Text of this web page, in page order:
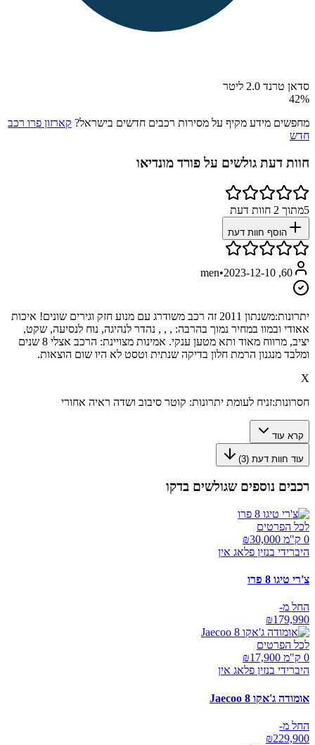
סדאן טרנד 2.0 ליטר
42%
מחפשים מידע מקיף על מסירות רכבים חדשים בישראל? קארזון פרו רכב
חדש
חוות דעת גולשים עלפורד מונדיאו
5מתוך 2 חוות דעת
הוסף חוות דעת
60, men
•2023-12-10
יתרונות:
משנתון 2011 זה רכב משודרג עם מנוע חזק וגירים שונים! איכות
אאודי ובמוו במחיר נמוך בהרבה: , , , נהדר לנהיגה, נוח לנסיעה, שקט,
יציב, מרווח מאוד ותא מטען ענקי. אמינות מצויינת: הרכב אצלי 8 שנים
ומלבד מנגנון הרמת חלון בדיקה שנתית וטסט לא היו שום הוצאות.
X
חסרונות:זניח לעומת יתרונות: קוטר סיבוב ושדה ראיה אחורי
קרא עוד
עוד חוות דעת (3
)
רכבים נוספים שגולשים בדקו
לכל הפרטים
0 ק"מ ₪
30,000
היברידי בנזין פלאג אין
צ'רי טיגו 8 פרו
החל מ-
₪179,990
לכל הפרטים
0 ק"מ ₪
17,900
היברידי בנזין פלאג אין
אומודה ג'אקו Jaecoo 8
החל מ-
₪229,900